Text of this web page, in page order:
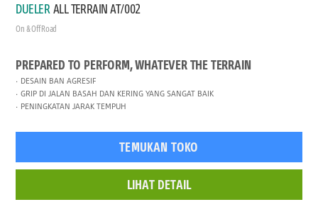
DUELER ALL TERRAIN AT/002
On & Off Road
PREPARED TO PERFORM, WHATEVER THE TERRAIN
DESAIN BAN AGRESIF
GRIP DI JALAN BASAH DAN KERING YANG SANGAT BAIK
PENINGKATAN JARAK TEMPUH
TEMUKAN TOKO
LIHAT DETAIL